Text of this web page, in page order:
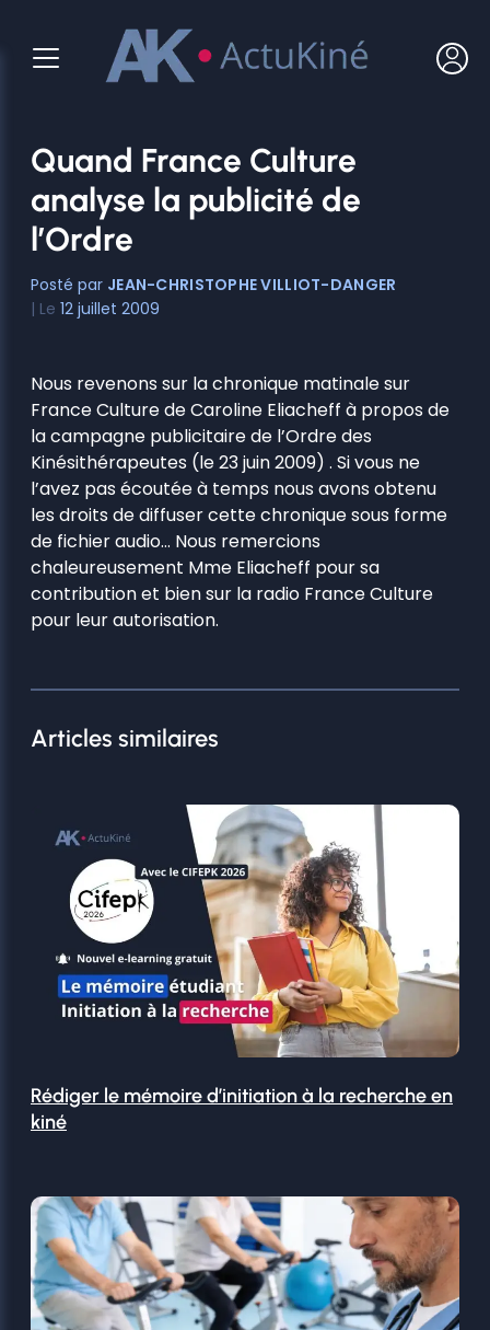
contenu
Quand France Culture
analyse la publicité de
l’Ordre
JEAN-CHRISTOPHE VILLIOT-DANGER
12 juillet 2009
Nous revenons sur la chronique matinale sur
France Culture de Caroline Eliacheff à propos de
la campagne publicitaire de l’Ordre des
Kinésithérapeutes (le 23 juin 2009) . Si vous ne
l’avez pas écoutée à temps nous avons obtenu
les droits de diffuser cette chronique sous forme
de fichier audio… Nous remercions
chaleureusement Mme Eliacheff pour sa
contribution et bien sur la radio France Culture
pour leur autorisation.
Articles similaires
Rédiger le mémoire d’initiation à la recherche en
kiné